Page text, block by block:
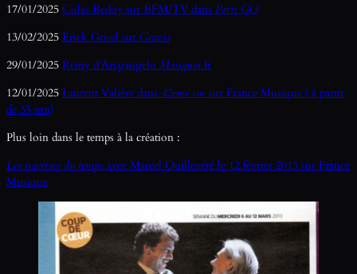
17/01/2025 Colas Bedoy sur BFM/TV dans Paris GO
13/02/2025 Erick Grisel sur Grazia
29/01/2025 Rémy d’Arcgangelo Maisquoi.fr
12/01/2025 Laurent Valière dans 42eme ruesur France Musique ( à partir
de 35 mn)
Plus loin dans le temps à la création :
Les traverses du temps avec Marcel Quillevéré le 12 février 2013 sur France
Musique